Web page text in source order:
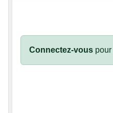
Connectez-vous